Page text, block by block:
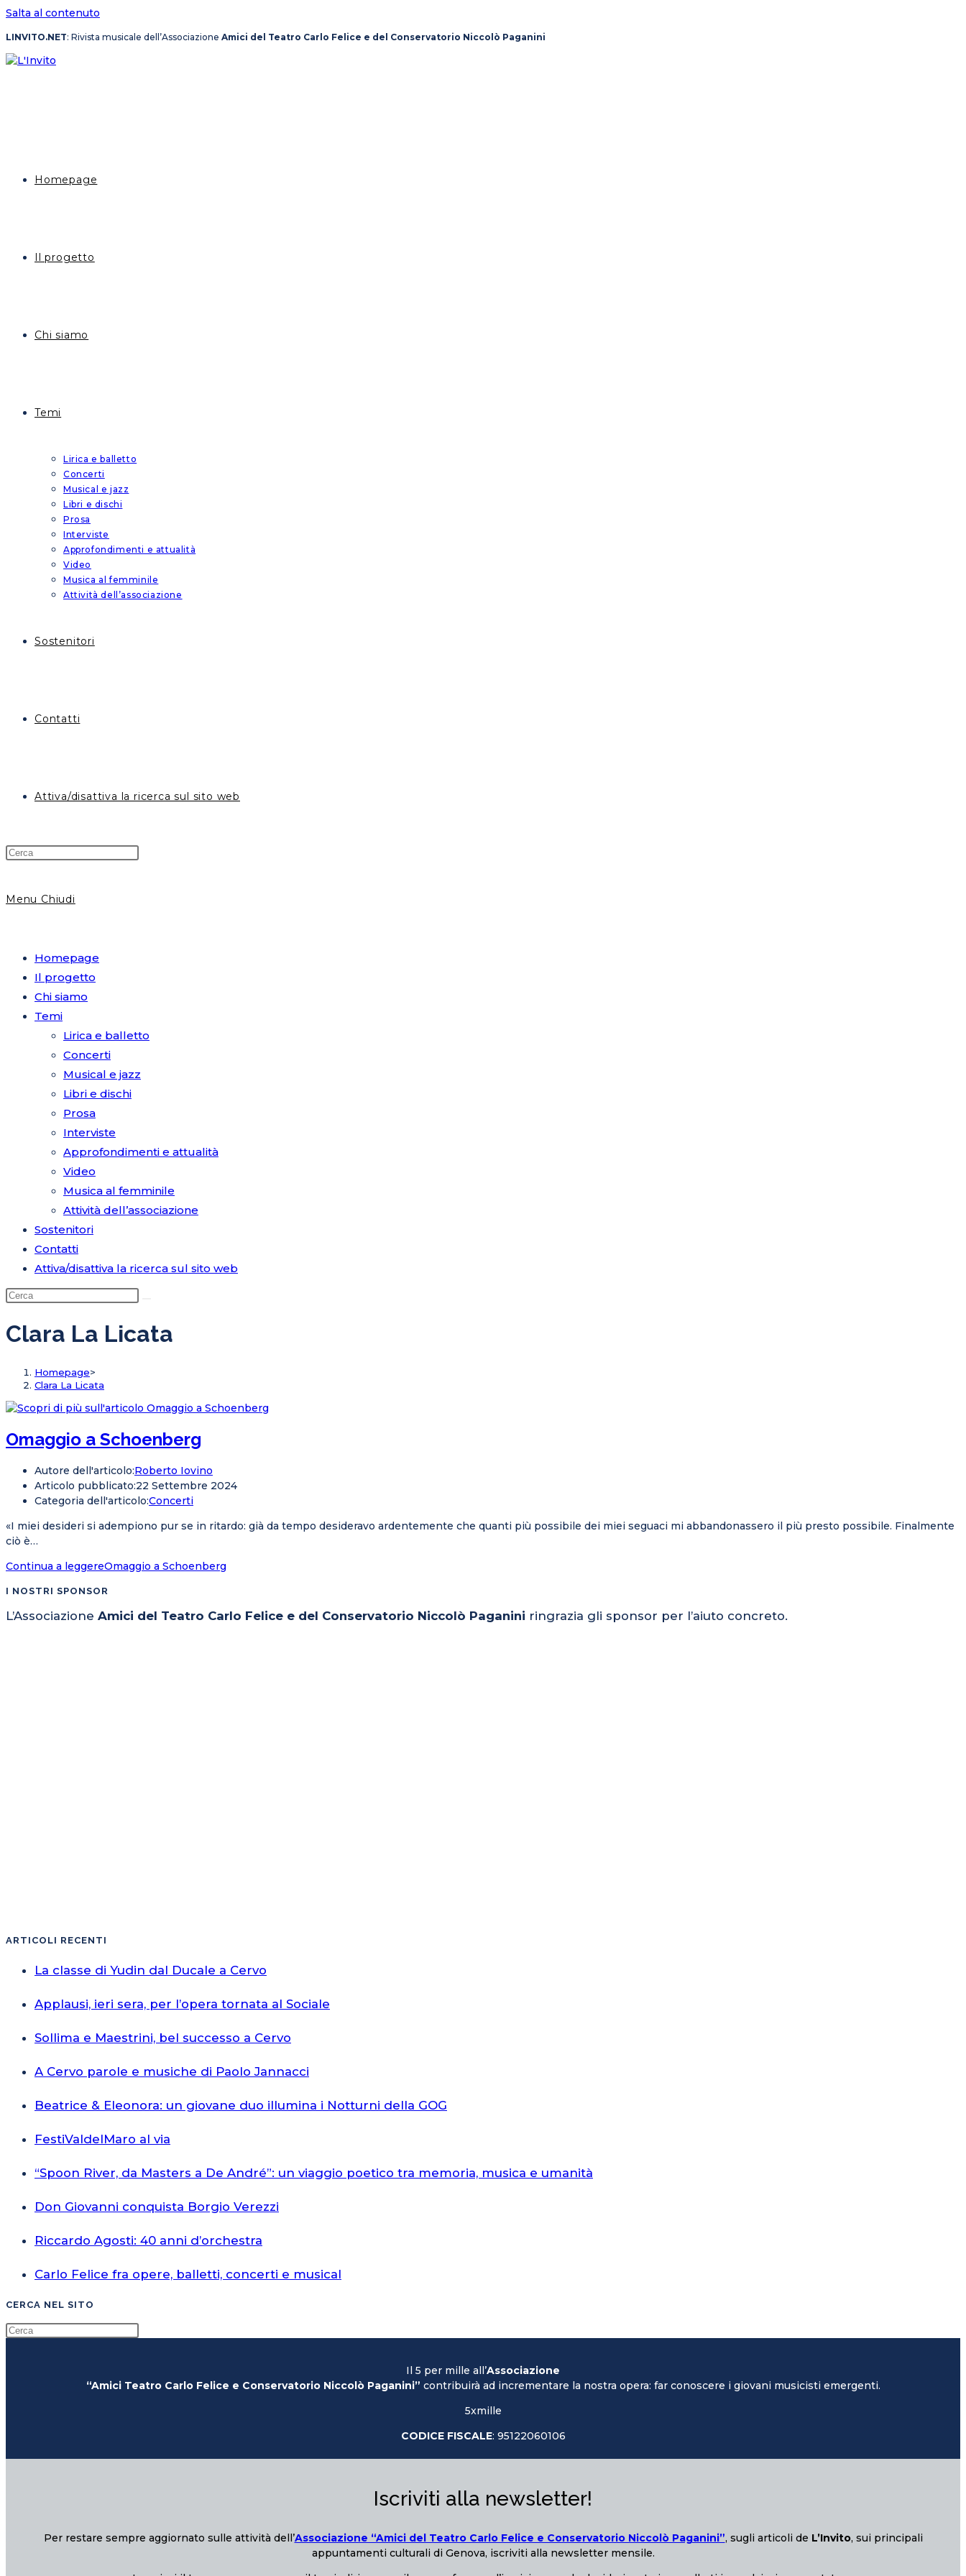
Salta al contenuto
LINVITO.NET: Rivista musicale dell’Associazione Amici del Teatro Carlo Felice e del Conservatorio Niccolò Paganini
Homepage
Il progetto
Chi siamo
Temi
Lirica e balletto
Concerti
Musical e jazz
Libri e dischi
Prosa
Interviste
Approfondimenti e attualità
Video
Musica al femminile
Attività dell’associazione
Sostenitori
Contatti
Attiva/disattiva la ricerca sul sito web
Menu Chiudi
Homepage
Il progetto
Chi siamo
Temi
Lirica e balletto
Concerti
Musical e jazz
Libri e dischi
Prosa
Interviste
Approfondimenti e attualità
Video
Musica al femminile
Attività dell’associazione
Sostenitori
Contatti
Attiva/disattiva la ricerca sul sito web
Clara La Licata
Homepage>
Clara La Licata
Omaggio a Schoenberg
Autore dell'articolo:Roberto Iovino
Articolo pubblicato:22 Settembre 2024
Categoria dell'articolo:Concerti
«I miei desideri si adempiono pur se in ritardo: già da tempo desideravo ardentemente che quanti più possibile dei miei seguaci mi abbandonassero il più presto possibile. Finalmente
ciò è…
Continua a leggereOmaggio a Schoenberg
I NOSTRI SPONSOR
L’Associazione Amici del Teatro Carlo Felice e del Conservatorio Niccolò Paganini ringrazia gli sponsor per l’aiuto concreto.
ARTICOLI RECENTI
La classe di Yudin dal Ducale a Cervo
Applausi, ieri sera, per l’opera tornata al Sociale
Sollima e Maestrini, bel successo a Cervo
A Cervo parole e musiche di Paolo Jannacci
Beatrice & Eleonora: un giovane duo illumina i Notturni della GOG
FestiValdelMaro al via
“Spoon River, da Masters a De André”: un viaggio poetico tra memoria, musica e umanità
Don Giovanni conquista Borgio Verezzi
Riccardo Agosti: 40 anni d’orchestra
Carlo Felice fra opere, balletti, concerti e musical
CERCA NEL SITO
Il 5 per mille all’Associazione
“Amici Teatro Carlo Felice e Conservatorio Niccolò Paganini” contribuirà ad incrementare la nostra opera: far conoscere i giovani musicisti emergenti.
5xmille
CODICE FISCALE: 95122060106
Iscriviti alla newsletter!
Per restare sempre aggiornato sulle attività dell’Associazione “Amici del Teatro Carlo Felice e Conservatorio Niccolò Paganini”, sugli articoli de L’Invito, sui principali
appuntamenti culturali di Genova, iscriviti alla newsletter mensile.